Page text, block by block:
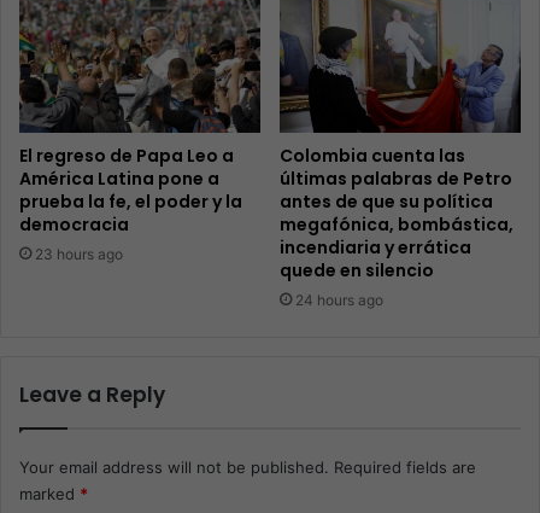
El regreso de Papa Leo a
América Latina pone a
prueba la fe, el poder y la
democracia
23 hours ago
Colombia cuenta las
últimas palabras de Petro
antes de que su política
megafónica, bombástica,
incendiaria y errática
quede en silencio
24 hours ago
Leave a Reply
Your email address will not be published. Required fields are
marked *